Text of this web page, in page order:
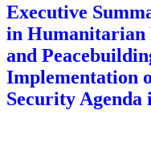
Executive
in Humanitarian
and
Implementation
Security Agenda